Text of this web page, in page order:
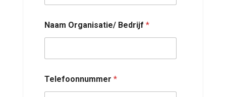
Naam Organisatie/ Bedrijf *
Telefoonnummer *